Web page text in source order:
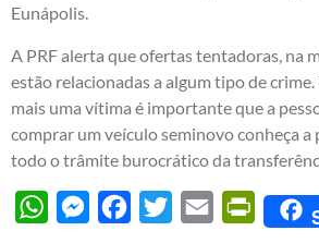
Eunápolis.
A PRF alerta que ofertas tentadoras, na
estão relacionadas a algum tipo de
mais uma vítima é importante que a
comprar um veículo seminovo conheça a
todo o trâmite burocrático da
WhatsAppMessengerFacebook
Twitter Email